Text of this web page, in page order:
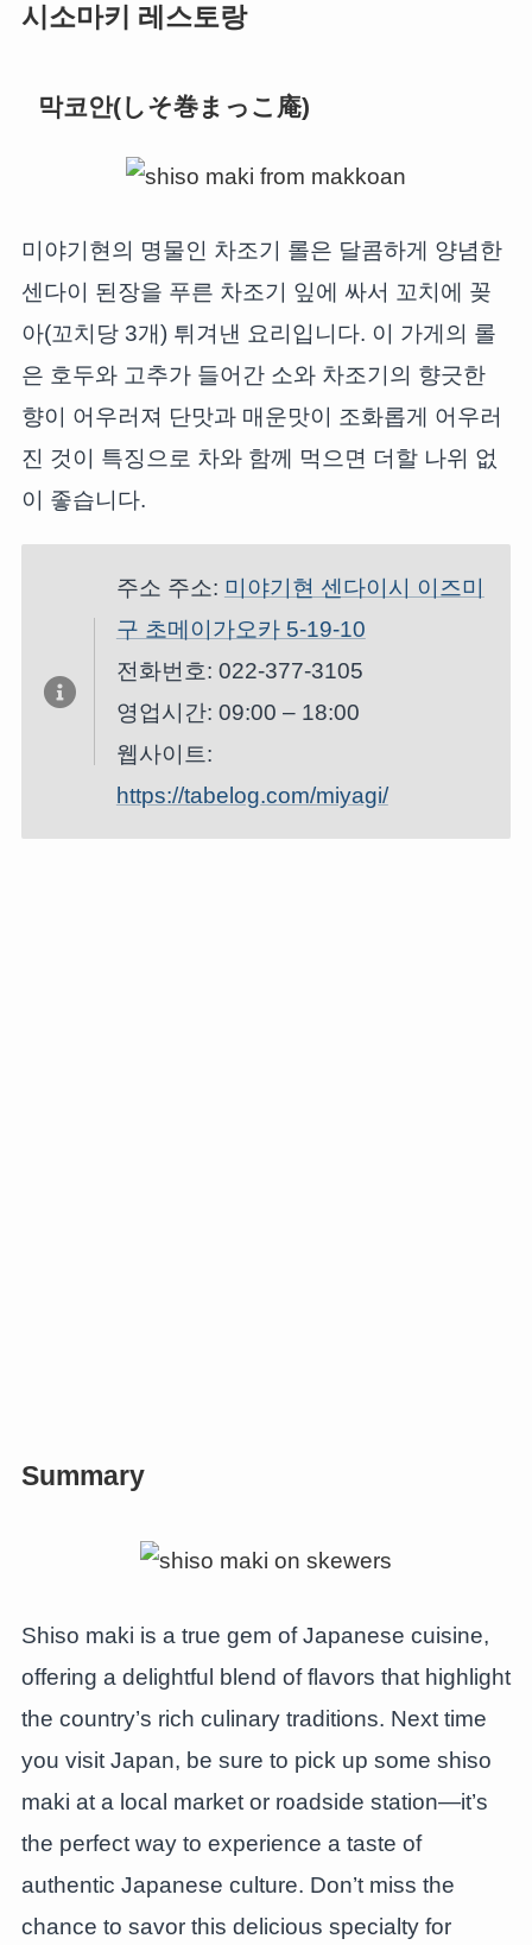
시소마키 레스토랑
막코안(しそ巻まっこ庵)
미야기현의 명물인 차조기 롤은 달콤하게 양념한
센다이 된장을 푸른 차조기 잎에 싸서 꼬치에 꽂
아(꼬치당 3개) 튀겨낸 요리입니다. 이 가게의 롤
은 호두와 고추가 들어간 소와 차조기의 향긋한
향이 어우러져 단맛과 매운맛이 조화롭게 어우러
진 것이 특징으로 차와 함께 먹으면 더할 나위 없
이 좋습니다.
주소 주소: 미야기현 센다이시 이즈미
구 초메이가오카 5-19-10
전화번호: 022-377-3105
영업시간: 09:00 – 18:00
웹사이트:
https://tabelog.com/miyagi/
Summary
Shiso maki is a true gem of Japanese cuisine,
offering a delightful blend of flavors that highlight
the country’s rich culinary traditions. Next time
you visit Japan, be sure to pick up some shiso
maki at a local market or roadside station—it’s
the perfect way to experience a taste of
authentic Japanese culture. Don’t miss the
chance to savor this delicious specialty for